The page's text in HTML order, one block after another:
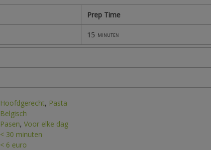
Prep Time
15 minuten
Hoofdgerecht, Pasta
Belgisch
Pasen, Voor elke dag
< 30 minuten
< 6 euro